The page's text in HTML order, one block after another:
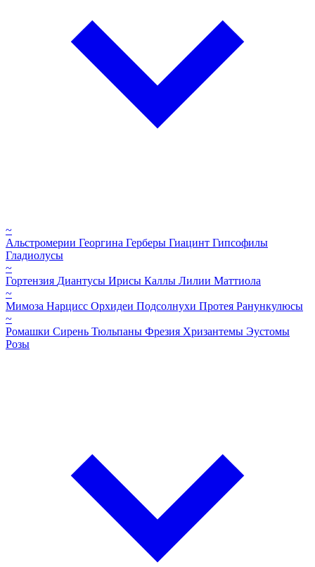
~
Альстромерии Георгина Герберы Гиацинт Гипсофилы
Гладиолусы
~
Гортензия Диантусы Ирисы Каллы Лилии Маттиола
~
Мимоза Нарцисс Орхидеи Подсолнухи Протея Ранункулюсы
~
Ромашки Сирень Тюльпаны Фрезия Хризантемы Эустомы
Розы